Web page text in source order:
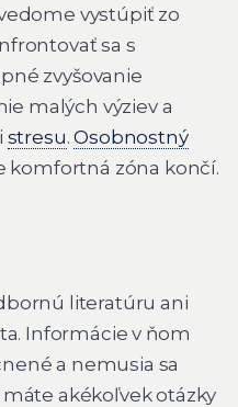
vystúpiť zo
sa s
zvyšovanie
malých výziev a
stresu.Osobnostný
komfortná zóna končí.
literatúru ani
Informácie v ňom
a nemusia sa
akékoľvek otázky